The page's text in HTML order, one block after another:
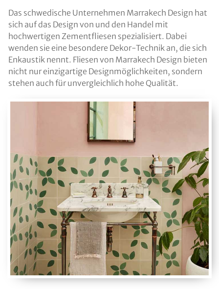
Das schwedische Unternehmen Marrakech Design hat
sich auf das Design von und den Handel mit
hochwertigen Zementfliesen spezialisiert. Dabei
wenden sie eine besondere Dekor-Technik an, die sich
Enkaustik nennt. Fliesen von Marrakech Design bieten
nicht nur einzigartige Designmöglichkeiten, sondern
stehen auch für unvergleichlich hohe Qualität.